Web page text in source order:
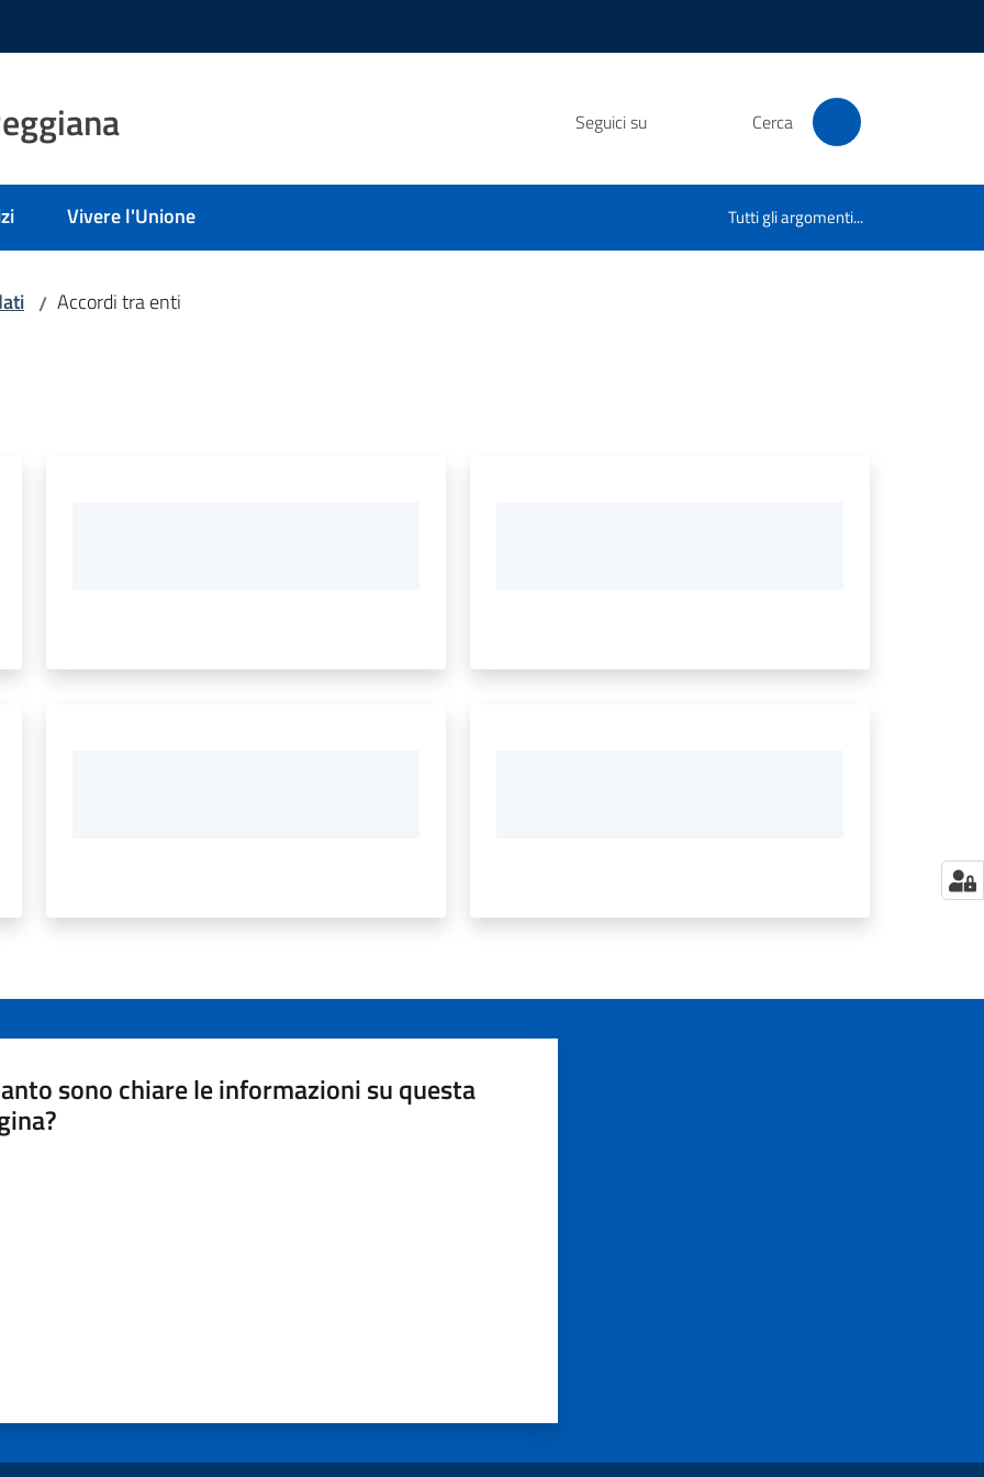
Seguici su Cerca
Vivere l'Unione Tutti gli argomenti...
/ Accordi tra enti
sono chiare le informazioni su questa